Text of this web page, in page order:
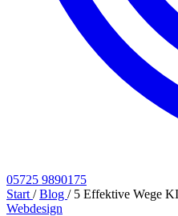
05725 9890175
Start / Blog / 5 Effektive Wege
Webdesign